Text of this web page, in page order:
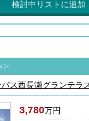
検討中リストに追加
ン
ス西長瀬グランテラ
3,780万円